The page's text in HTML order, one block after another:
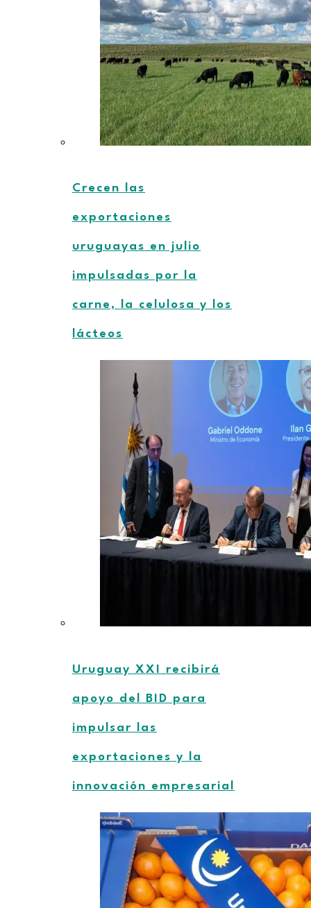
Crecen las
exportaciones
uruguayas en julio
impulsadas por la
carne, la celulosa y los
lácteos
Uruguay XXI recibirá
apoyo del BID para
impulsar las
exportaciones y la
innovación empresarial